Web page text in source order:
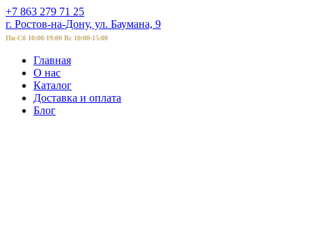
+7 863 279 71 25
г. Ростов-на-Дону, ул. Баумана, 9
Пн-Сб 10:00-19:00 Вс 10:00-15:00
Главная
О нас
Каталог
Доставка и оплата
Блог